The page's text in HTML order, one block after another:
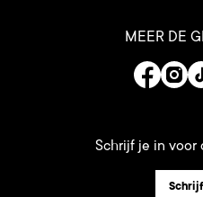
MEER DE
Schrijf je in voor